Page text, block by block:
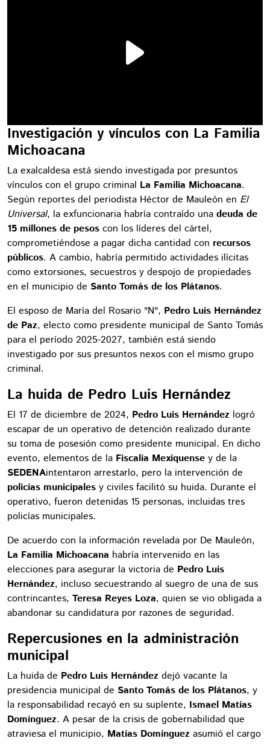
Investigación y vínculos con La Familia
Michoacana
La exalcaldesa está siendo investigada por presuntos
vínculos con el grupo criminal La Familia Michoacana.
Según reportes del periodista Héctor de Mauleón en El
Universal, la exfuncionaria habría contraído una deuda de
15 millones de pesos con los líderes del cártel,
comprometiéndose a pagar dicha cantidad con recursos
públicos. A cambio, habría permitido actividades ilícitas
como extorsiones, secuestros y despojo de propiedades
en el municipio de Santo Tomás de los Plátanos.
El esposo de María del Rosario "N", Pedro Luis Hernández
de Paz, electo como presidente municipal de Santo Tomás
para el período 2025-2027, también está siendo
investigado por sus presuntos nexos con el mismo grupo
criminal.
La huida de Pedro Luis Hernández
El 17 de diciembre de 2024, Pedro Luis Hernández logró
escapar de un operativo de detención realizado durante
su toma de posesión como presidente municipal. En dicho
evento, elementos de la Fiscalía Mexiquense y de la
SEDENAintentaron arrestarlo, pero la intervención de
policías municipales y civiles facilitó su huida. Durante el
operativo, fueron detenidas 15 personas, incluidas tres
policías municipales.
De acuerdo con la información revelada por De Mauleón,
La Familia Michoacana habría intervenido en las
elecciones para asegurar la victoria de Pedro Luis
Hernández, incluso secuestrando al suegro de una de sus
contrincantes, Teresa Reyes Loza, quien se vio obligada a
abandonar su candidatura por razones de seguridad.
Repercusiones en la administración
municipal
La huida de Pedro Luis Hernández dejó vacante la
presidencia municipal de Santo Tomás de los Plátanos, y
la responsabilidad recayó en su suplente, Ismael Matías
Domínguez. A pesar de la crisis de gobernabilidad que
atraviesa el municipio, Matías Domínguez asumió el cargo